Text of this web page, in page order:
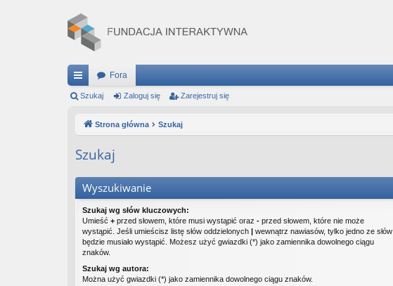
ię
…
Fora
Szukaj Zaloguj się Zarejestruj się
Strona główna Szukaj
Szukaj
Wyszukiwanie
Szukaj wg słów kluczowych:
Umieść + przed słowem, które musi wystąpić oraz - przed słowem, które nie może
wystąpić. Jeśli umieścisz listę słów oddzielonych | wewnątrz nawiasów, tylko jedno ze słów
będzie musiało wystąpić. Możesz użyć gwiazdki (*) jako zamiennika dowolnego ciągu
znaków.
Szukaj wg autora:
Można użyć gwiazdki (*) jako zamiennika dowolnego ciągu znaków.